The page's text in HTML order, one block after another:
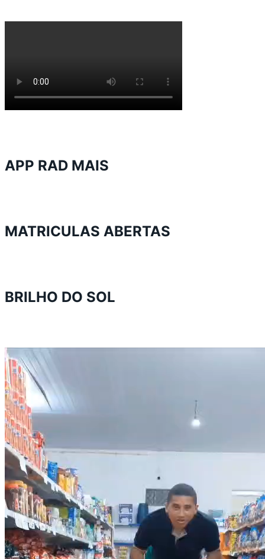
APP RAD MAIS
MATRICULAS ABERTAS
BRILHO DO SOL